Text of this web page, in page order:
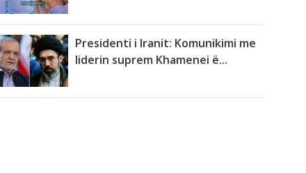
Presidenti i Iranit: Komunikimi me
liderin suprem Khamenei ë...